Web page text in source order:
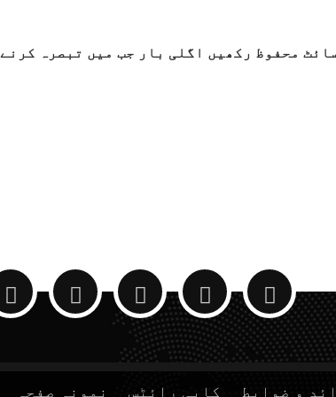
محفوظ رکھیں اگلی بار جب میں تبصرہ کرنے
و ضوابط کاپی رائٹس نمونہ صفحہ